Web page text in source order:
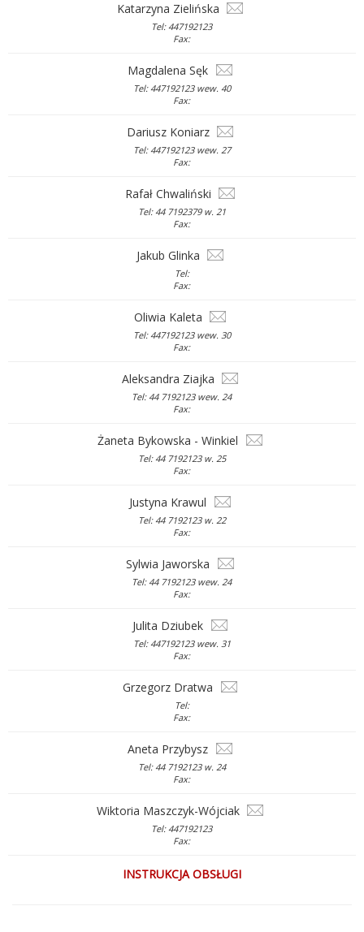
Katarzyna Zielińska
Tel: 447192123
Fax:
Magdalena Sęk
Tel: 447192123 wew. 40
Fax:
Dariusz Koniarz
Tel: 447192123 wew. 27
Fax:
Rafał Chwaliński
Tel: 44 7192379 w. 21
Fax:
Jakub Glinka
Tel:
Fax:
Oliwia Kaleta
Tel: 447192123 wew. 30
Fax:
Aleksandra Ziajka
Tel: 44 7192123 wew. 24
Fax:
Żaneta Bykowska - Winkiel
Tel: 44 7192123 w. 25
Fax:
Justyna Krawul
Tel: 44 7192123 w. 22
Fax:
Sylwia Jaworska
Tel: 44 7192123 wew. 24
Fax:
Julita Dziubek
Tel: 447192123 wew. 31
Fax:
Grzegorz Dratwa
Tel:
Fax:
Aneta Przybysz
Tel: 44 7192123 w. 24
Fax:
Wiktoria Maszczyk-Wójciak
Tel: 447192123
Fax:
INSTRUKCJA OBSŁUGI